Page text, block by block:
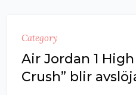
Category
Air Jordan 1
Crush” blir